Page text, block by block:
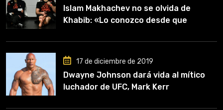
Islam Makhachev no se olvida de
Khabib: «Lo conozco desde que
clave en mi carrera»
17 de diciembre de 2019
Dwayne Johnson dará vida al mítico
luchador de UFC, Mark Kerr